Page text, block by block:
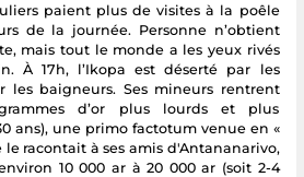
paient plus de visites à la poêle
de la journée. Personne n’obtient
mais tout le monde a les yeux rivés
À 17h, l’Ikopa est déserté par les
les baigneurs. Ses mineurs rentrent
d’or plus lourds et plus
ans), une primo factotum venue en «
le racontait à ses amis d'Antananarivo,
10 000 ar à 20 000 ar (soit 2-4